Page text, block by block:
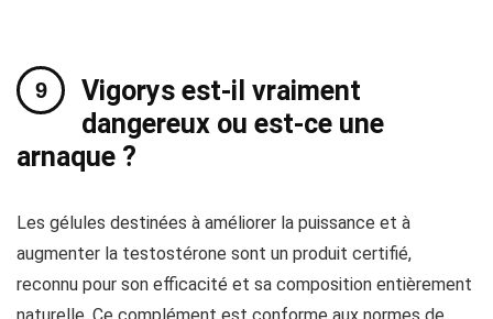
Vigorys est-il vraiment
dangereux ou est-ce une
arnaque ?
Les gélules destinées à améliorer la puissance et à
augmenter la testostérone sont un produit certifié,
reconnu pour son efficacité et sa composition entièrement